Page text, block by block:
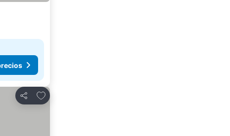
Compartir
Añadir a favoritos